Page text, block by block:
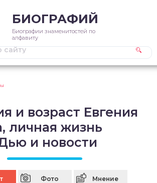
БИОГРАФИЙ
Биографии знаменитостей по
алфавиту
и возраст Евгения
личная жизнь
и новости
Фото Мнение